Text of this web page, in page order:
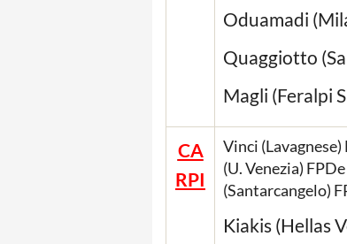
Oduamadi
Quaggiotto
Magli (Feralpi
CA
RPI
Vinci
(U. Venezia)
(Santarcangelo)
Kiakis (Hellas